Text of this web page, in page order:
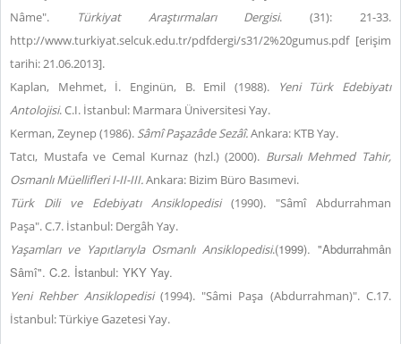
Nâme".
Türkiyat Araştırmaları Dergisi. (31): 21-33.
http://www.turkiyat.selcuk.edu.tr/pdfdergi/s31/2%20gumus.pdf [erişim
tarihi: 21.06.2013].
Kaplan, Mehmet, İ. Enginün, B. Emil (1988).
Yeni Türk Edebiyatı
Antolojisi. C.I. İstanbul: Marmara Üniversitesi Yay.
Kerman, Zeynep (1986). Sâmî Paşazâde Sezâî.Ankara: KTB Yay.
Tatcı, Mustafa ve Cemal Kurnaz (hzl.) (2000). Bursalı Mehmed Tahir,
Osmanlı Müellifleri I-II-III.Ankara: Bizim Büro Basımevi.
Türk Dili ve Edebiyatı Ansiklopedisi(1990). "Sâmî Abdurrahman
Paşa". C.7. İstanbul: Dergâh Yay.
Yaşamları ve Yapıtlarıyla Osmanlı Ansiklopedisi.(1999). "Abdurrahmân
Sâmî". C.2. İstanbul: YKY Yay.
Yeni Rehber Ansiklopedisi (1994). "Sâmi Paşa (Abdurrahman)". C.17.
İstanbul: Türkiye Gazetesi Yay.